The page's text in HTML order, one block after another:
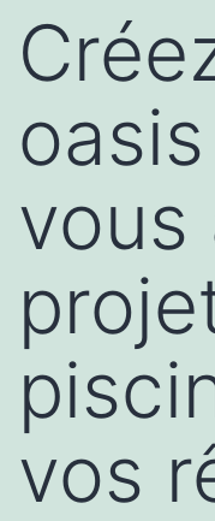
vous
vos